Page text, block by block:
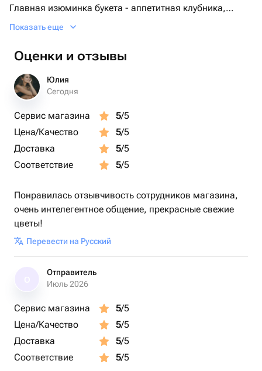
Главная изюминка букета - аппетитная клубника,
покрытая густым слоем шоколада, в количестве 25 шт.
корзине. Этот букет произведет неизгладимое
впечатление на любого, кто его получит.
Показать еще
Оценки и отзывы
Юлия
Сегодня
Сервис магазина 5/5
Цена/Качество
5/5
Доставка
5/5
Соответствие
5/5
Понравилась отзывчивость сотрудников магазина,
очень интелегентное общение, прекрасные свежие
цветы!
Перевести на Русский
Отправитель
Июль 2026
Сервис магазина 5/5
Цена/Качество
5/5
Доставка
5/5
Соответствие
5/5